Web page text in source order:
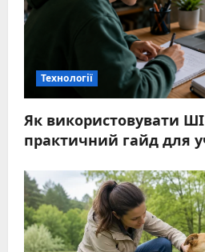
Технології
Як використовувати
практичний гайд для